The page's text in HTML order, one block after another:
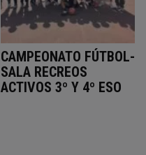
CAMPEONATO FÚTBOL-
SALA RECREOS
ACTIVOS 3º Y 4º ESO